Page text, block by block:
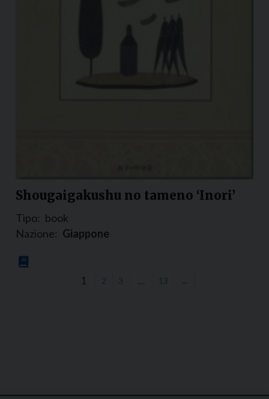
Shougaigakushu no tameno ‘Inori’
Tipo: book
Nazione: Giappone
1 2 3 … 13 →